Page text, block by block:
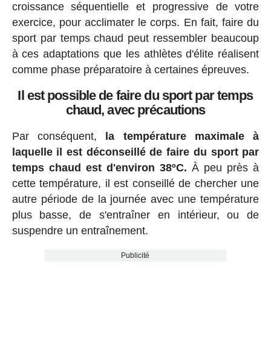
croissance séquentielle et progressive de votre
exercice, pour acclimater le corps. En fait, faire du
sport par temps chaud peut ressembler beaucoup
à ces adaptations que les athlètes d'élite réalisent
comme phase préparatoire à certaines épreuves.
Il est possible de faire du sport par temps
chaud, avec précautions
Par conséquent,
la température maximale à
laquelle il est déconseillé de faire du sport par
temps chaud est d'environ 38ºC. À peu près à
cette température, il est conseillé de chercher une
autre période de la journée avec une température
plus basse, de s'entraîner en intérieur, ou de
suspendre un entraînement.
Publicité